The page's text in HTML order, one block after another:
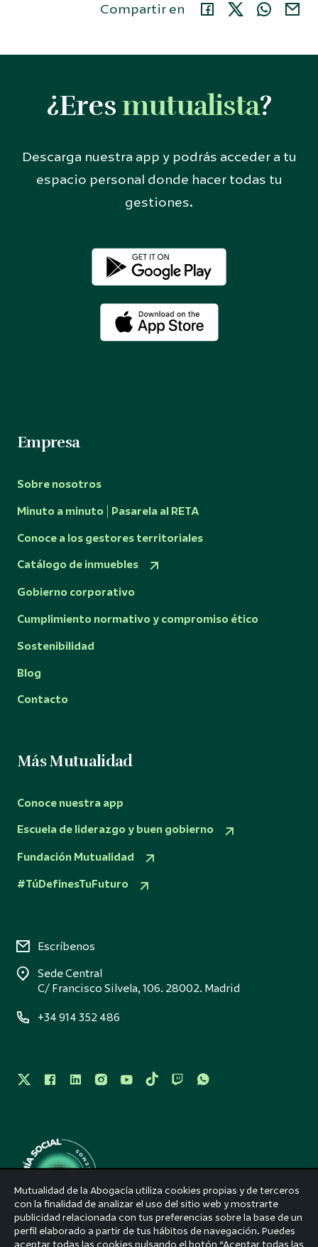
Compartir en
¿Eresmutualista?
Descarga nuestra app y podrás acceder a tu
espacio personal donde hacer todas tu
gestiones.
Empresa
Sobre nosotros
Minuto a minuto | Pasarela al RETA
Conoce a los gestores territoriales
Catálogo de inmuebles
Gobierno corporativo
Cumplimiento normativo y compromiso ético
Sostenibilidad
Blog
Contacto
Más Mutualidad
Conoce nuestra app
Escuela de liderazgo y buen gobierno
Fundación Mutualidad
#TúDefinesTuFuturo
Escríbenos
Sede Central
C/ Francisco Silvela, 106. 28002. Madrid
+34 914 352 486
Aviso legal
Mutualidad de la Abogacía utiliza cookies propias y de terceros
con la finalidad de analizar el uso del sitio web y mostrarte
publicidad relacionada con tus preferencias sobre la base de un
perfil elaborado a partir de tus hábitos de navegación. Puedes
aceptar todas las cookies pulsando el botón “Aceptar todas las